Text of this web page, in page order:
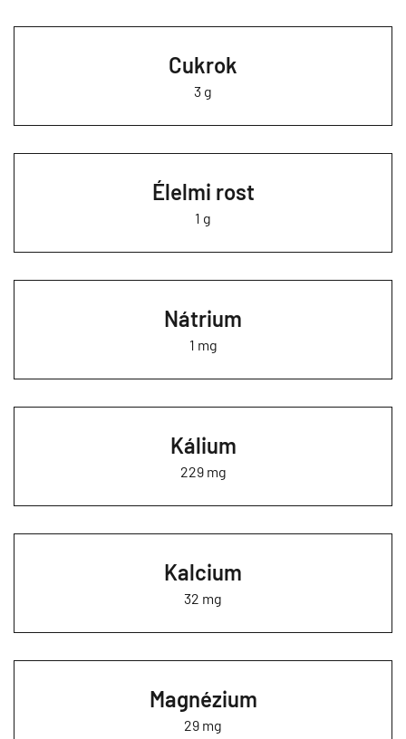
Cukrok
3 g
Élelmi rost
1 g
Nátrium
1 mg
Kálium
229 mg
Kalcium
32 mg
Magnézium
29 mg